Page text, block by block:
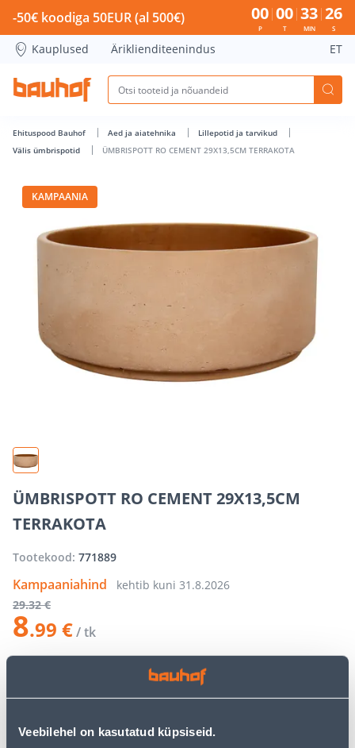
Veebilehel on kasutatud küpsiseid.
ÜMBRISPOTT RO CEMENT 29X13,5CM TERRAKOTA -
-50€ koodiga 50EUR (al 500€) 00
P
00
T
33
MIN
26
S
Kauplused Äriklienditeenindus ET
Ehituspood Bauhof Aed ja aiatehnika
Lillepotid ja tarvikud
Välis ümbrispotid
ÜMBRISPOTT RO CEMENT 29X13,5CM TERRAKOTA
KAMPAANIA
ÜMBRISPOTT RO CEMENT 29X13,5CM
TERRAKOTA
Tootekood: 771889
Kampaaniahind kehtib kuni 31.8.2026
29.32 €
8.99 €/ tk
LISA OSTUKORVI